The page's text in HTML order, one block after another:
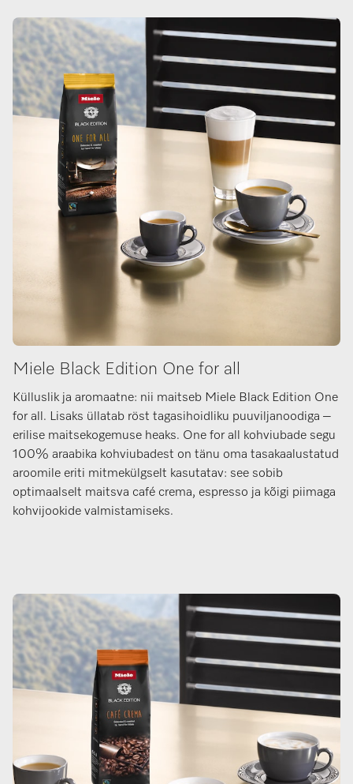
Miele Black Edition One for all
Külluslik ja aromaatne: nii maitseb Miele Black Edition One
for all. Lisaks üllatab röst tagasihoidliku puuviljanoodiga –
erilise maitsekogemuse heaks. One for all kohviubade segu
100% araabika kohviubadest on tänu oma tasakaalustatud
aroomile eriti mitmekülgselt kasutatav: see sobib
optimaalselt maitsva café crema, espresso ja kõigi piimaga
kohvijookide valmistamiseks.